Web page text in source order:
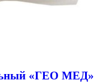
«ГЕО МЕД»